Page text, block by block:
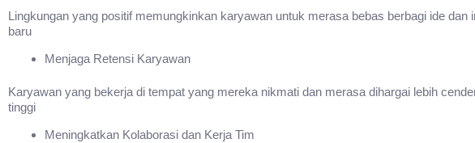
Lingkungan yang positif memungkinkan karyawan untuk merasa bebas berbagi ide
baru
Menjaga Retensi Karyawan
Karyawan yang bekerja di tempat yang mereka nikmati dan merasa dihargai lebih
tinggi
Meningkatkan Kolaborasi dan Kerja Tim